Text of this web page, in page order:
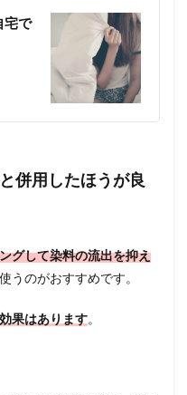
宅で
併用したほうが良
グして染料の流出を抑え
うのがおすすめです。
果はあります。